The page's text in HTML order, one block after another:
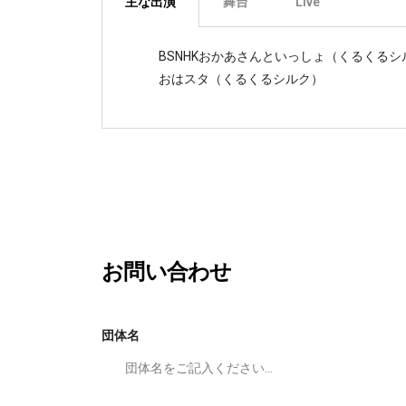
BSNHKおかあさんといっしょ（くるくるシ
おはスタ（くるくるシルク）
お問い合わせ
団体名